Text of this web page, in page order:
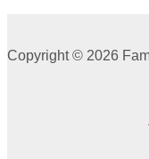
Copyright © 2026